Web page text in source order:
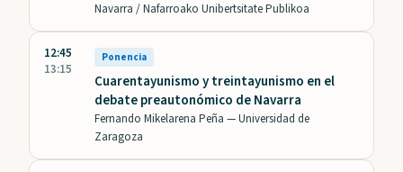
Navarra / Nafarroako Unibertsitate Publikoa
12:45
13:15
Ponencia
Cuarentayunismo y treintayunismo en el
debate preautonómico de Navarra
Fernando Mikelarena Peña —Universidad de
Zaragoza